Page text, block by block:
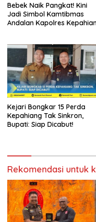
Bebek Naik Pangkat! Kini
Jadi Simbol Kamtibmas
Andalan Kapolres
Kejari Bongkar 15 Perda
Kepahiang Tak Sinkron,
Bupati: Siap Dicabut!
Rekomendasi untuk